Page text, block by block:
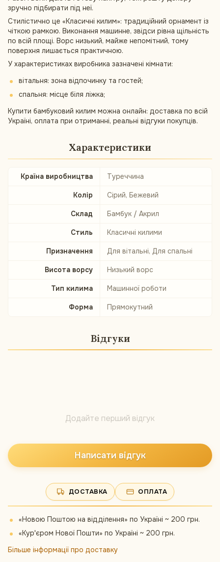
зручно підбирати під неї.
Стилістично це «Класичні килим»: традиційний орнамент із
чіткою рамкою. Виконання машинне, звідси рівна щільність
по всій площі. Ворс низький, майже непомітний, тому
поверхня лишається практичною.
У характеристиках виробника зазначені кімнати:
вітальня: зона відпочинку та гостей;
спальня: місце біля ліжка;
Купити бамбуковий килим можна онлайн: доставка по всій
Україні, оплата при отриманні, реальні відгуки покупців.
Характеристики
Країна виробництва Туреччина
Колір Сірий, Бежевий
Склад Бамбук / Акрил
Стиль Класичні килими
Призначення Для вітальні, Для спальні
Висота ворсу Низький ворс
Тип килима Машинної роботи
Форма Прямокутний
Відгуки
Додайте перший відгук
Написати відгук
ДОСТАВКА ОПЛАТА
«Новою Поштою на відділення» по Україні ~ 200 грн.
«Кур'єром Нової Пошти» по Україні ~ 200 грн.
Більше інформації про доставку